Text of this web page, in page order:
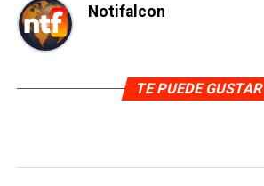
Notifalcon
TE PUEDE GUSTAR